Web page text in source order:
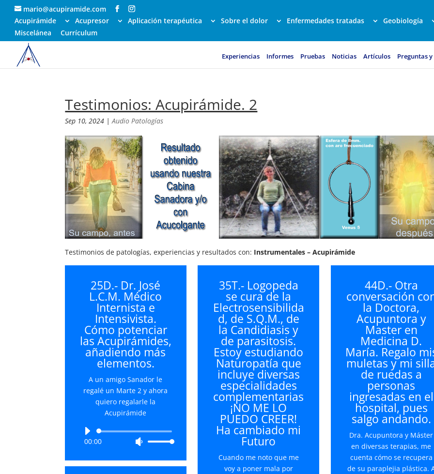
mario@acupiramide.com
Acupirámide
Acupresor Aplicación terapéutica Sobre el dolor Enfermedades tratadas Geobiología
Miscelánea
Currículum
Experiencias Informes Pruebas Noticias Artículos Preguntas
Testimonios: Acupirámide. 2
Sep 10, 2024 |Audio Patologías
Testimonios de patologías, experiencias y resultados con: Instrumentales – Acupirámide
25D.- Dr. José
L.C.M. Médico
Internista e
Intensivista.
Cómo potenciar
las Acupirámides,
añadiendo más
elementos.
A un amigo Sanador le
regalé un Marte 2 y ahora
quiero regalarle la
Acupirámide
Reproductor
00:00
Utiliza
35T.- Logopeda
se cura de la
Electrosensibilida
d, de S.Q.M., de
la Candidiasis y
de parasitosis.
Estoy estudiando
Naturopatía que
incluye diversas
especialidades
complementarias
¡NO ME LO
PUEDO CREER!
Ha cambiado mi
Futuro
Cuando me noto que me
voy a poner mala por
44D.- Otra
conversación
la Doctora,
Acupuntora y
Master en
Medicina D.
María. Regalo
muletas y mi
de ruedas a
personas
ingresadas en el
hospital, pues
salgo andando.
Dra. Acupuntora y Máster
en diversas terapias, me
cuenta cómo se recupera
de su paraplejia plástica.